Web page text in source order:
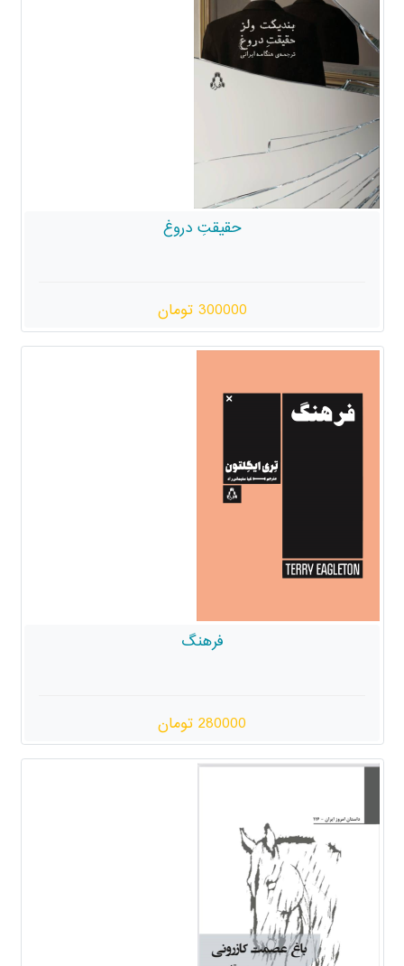
حقیقتِ دروغ
300000 تومان
فرهنگ
280000 تومان